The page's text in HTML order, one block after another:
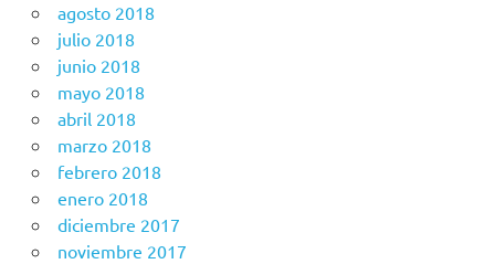
agosto 2018
julio 2018
junio 2018
mayo 2018
abril 2018
marzo 2018
febrero 2018
enero 2018
diciembre 2017
noviembre 2017